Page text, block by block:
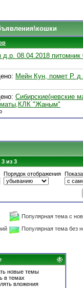
д.р. 08.04.2018
Мейн Кун, помет Р.
Сибирские(невские
"Жаным"
из 3
Порядок отображения
Популярная тема с
Популярная тема без
новые темы
в темах
вложения